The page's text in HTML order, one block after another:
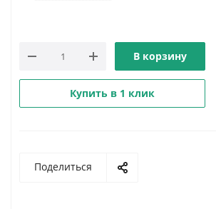
В корзину
Купить в 1 клик
Поделиться